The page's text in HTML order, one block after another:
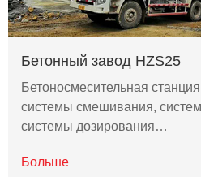
Бетонный завод HZS25
Бетоносмесительная
системы смешивания,
системы дозирования…
Больше